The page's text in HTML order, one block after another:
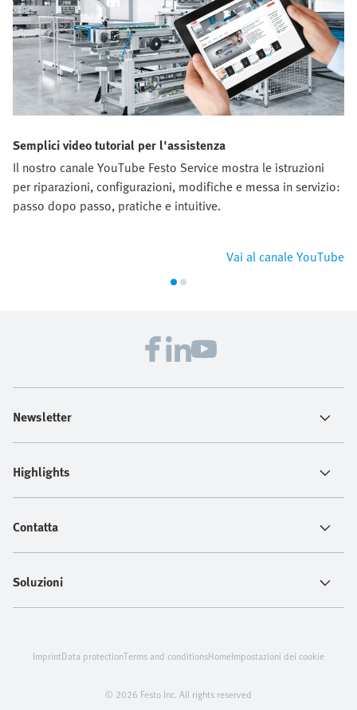
Semplici video tutorial per l'assistenza
Il nostro canale YouTube Festo Service mostra le istruzioni
per riparazioni, configurazioni, modifiche e messa in servizio:
passo dopo passo, pratiche e intuitive.
Vai al canale YouTube
Newsletter
Highlights
Contatta
Soluzioni
© 2026 Festo Inc. All rights reserved
ImprintData protectionTerms and conditionsHomeImpostazioni dei cookie